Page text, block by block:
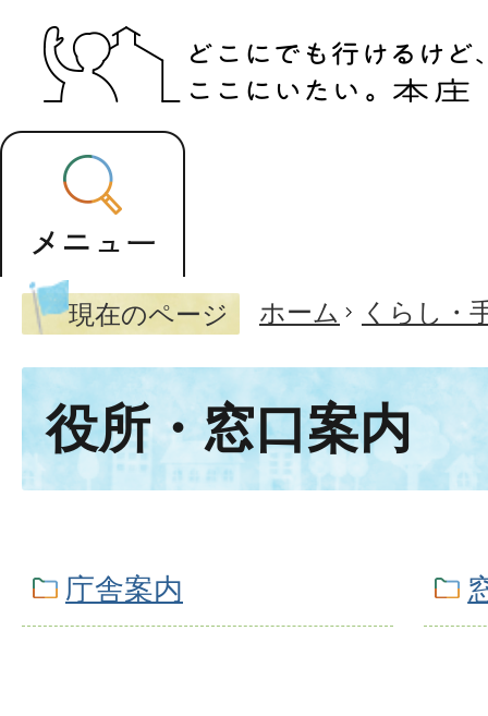
現在のページ ホーム くらし・
役所・窓口案内
庁舎案内